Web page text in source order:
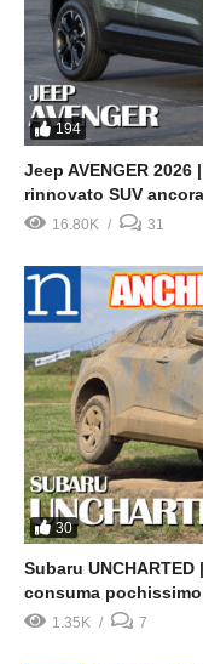
194
Jeep AVENGER
rinnovato SUV
16.80K 31
30
Subaru
consuma
1.35K 7